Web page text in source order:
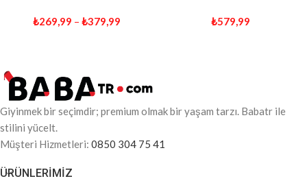
₺269,99 – ₺379,99 ₺579,99
Giyinmek bir seçimdir; premium olmak bir yaşam tarzı. Babatr ile
stilini yücelt.
Müşteri Hizmetleri: 0850 304 75 41
ÜRÜNLERIMIZ